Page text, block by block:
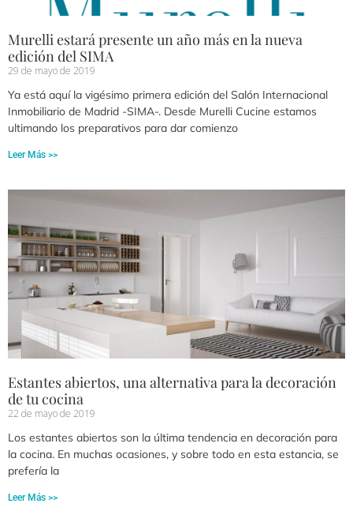
Murelli estará presente un año más en la nueva
edición del SIMA
29 de mayo de 2019
Ya está aquí la vigésimo primera edición del Salón Internacional
Inmobiliario de Madrid -SIMA-. Desde Murelli Cucine estamos
ultimando los preparativos para dar comienzo
Leer Más >>
Estantes abiertos, una alternativa para la decoración
de tu cocina
22 de mayo de 2019
Los estantes abiertos son la última tendencia en decoración para
la cocina. En muchas ocasiones, y sobre todo en esta estancia, se
prefería la
Leer Más >>